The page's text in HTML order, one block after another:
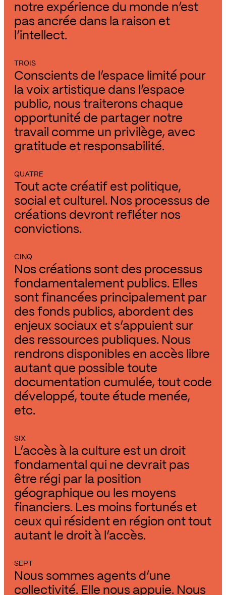
notre expérience du monde n’est
pas ancrée dans la raison et
l’intellect.
TROIS
Conscients de l’espace limité pour
la voix artistique dans l’espace
public, nous traiterons chaque
opportunité de partager notre
travail comme un privilège, avec
gratitude et responsabilité.
QUATRE
Tout acte créatif est politique,
social et culturel. Nos processus de
créations devront refléter nos
convictions.
CINQ
Nos créations sont des processus
fondamentalement publics. Elles
sont financées principalement par
des fonds publics, abordent des
enjeux sociaux et s’appuient sur
des ressources publiques. Nous
rendrons disponibles en accès libre
autant que possible toute
documentation cumulée, tout code
développé, toute étude menée,
etc.
SIX
L’accès à la culture est un droit
fondamental qui ne devrait pas
être régi par la position
géographique ou les moyens
financiers. Les moins fortunés et
ceux qui résident en région ont tout
autant le droit à l’accès.
SEPT
Nous sommes agents d’une
collectivité. Elle nous appuie. Nous